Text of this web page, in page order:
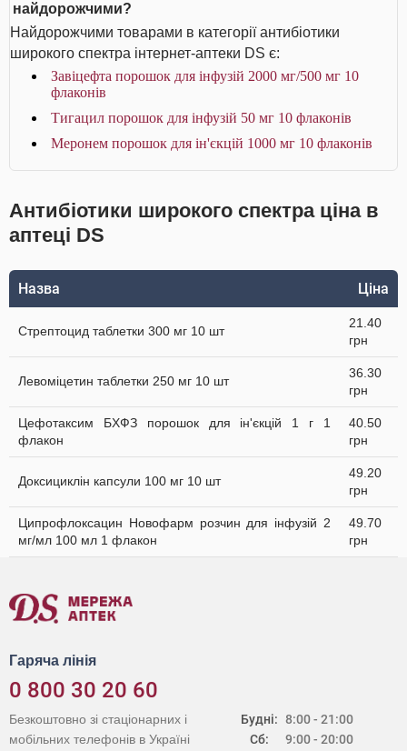
найдорожчими?
Найдорожчими товарами в категорії антибіотики
широкого спектра інтернет-аптеки DS є:
Завіцефта порошок для інфузій 2000 мг/500 мг 10
флаконів
Тигацил порошок для інфузій 50 мг 10 флаконів
Меронем порошок для ін'єкцій 1000 мг 10 флаконів
Антибіотики широкого спектра ціна в
аптеці DS
Назва Ціна
Стрептоцид таблетки 300 мг 10 шт
21.40
грн
Левоміцетин таблетки 250 мг 10 шт
36.30
грн
Цефотаксим БХФЗ порошок для ін'єкцій 1 г 1
флакон
40.50
грн
Доксициклін капсули 100 мг 10 шт
49.20
грн
Ципрофлоксацин Новофарм розчин для інфузій 2
мг/мл 100 мл 1 флакон
49.70
грн
Гаряча лінія
0 800 30 20 60
Будні:
Сб:
8:00 - 21:00
9:00 - 20:00
Безкоштовно зі стаціонарних і
мобільних телефонів в Україні